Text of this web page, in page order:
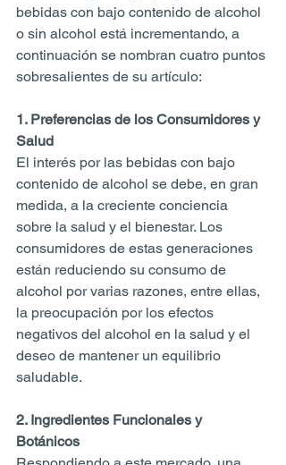
bebidas con bajo contenido de alcohol
o sin alcohol está incrementando, a
continuación se nombran cuatro puntos
sobresalientes de su artículo:
1. Preferencias de los Consumidores y
Salud
El interés por las bebidas con bajo
contenido de alcohol se debe, en gran
medida, a la creciente conciencia
sobre la salud y el bienestar. Los
consumidores de estas generaciones
están reduciendo su consumo de
alcohol por varias razones, entre ellas,
la preocupación por los efectos
negativos del alcohol en la salud y el
deseo de mantener un equilibrio
saludable.
2. Ingredientes Funcionales y
Botánicos